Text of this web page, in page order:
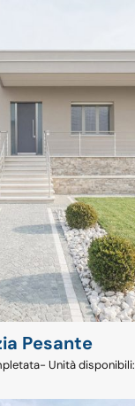
Pesante
- Unità disponibili: